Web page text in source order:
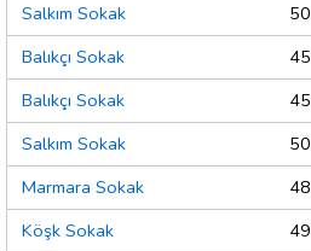
Salkım Sokak
Balıkçı Sokak
Balıkçı Sokak
Salkım Sokak
Marmara Sokak
Köşk Sokak